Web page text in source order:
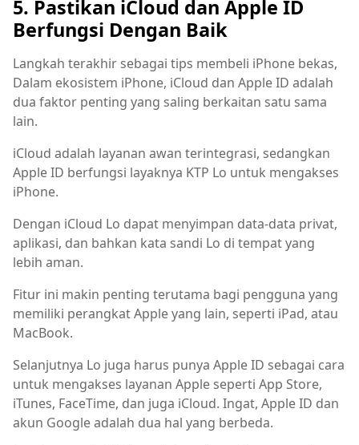
5. Pastikan iCloud dan Apple ID
Berfungsi Dengan Baik
Langkah terakhir sebagai tips membeli iPhone bekas,
Dalam ekosistem iPhone, iCloud dan Apple ID adalah
dua faktor penting yang saling berkaitan satu sama
lain.
iCloud adalah layanan awan terintegrasi, sedangkan
Apple ID berfungsi layaknya KTP Lo untuk mengakses
iPhone.
Dengan iCloud Lo dapat menyimpan data-data privat,
aplikasi, dan bahkan kata sandi Lo di tempat yang
lebih aman.
Fitur ini makin penting terutama bagi pengguna yang
memiliki perangkat Apple yang lain, seperti iPad, atau
MacBook.
Selanjutnya Lo juga harus punya Apple ID sebagai cara
untuk mengakses layanan Apple seperti App Store,
iTunes, FaceTime, dan juga iCloud. Ingat, Apple ID dan
akun Google adalah dua hal yang berbeda.